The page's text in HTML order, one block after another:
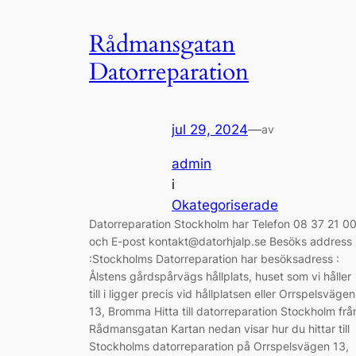
Rådmansgatan
Datorreparation
jul 29, 2024—av
admin
i
Okategoriserade
Datorreparation Stockholm har Telefon 08 37 21 00
och E-post kontakt@datorhjalp.se Besöks address
:Stockholms Datorreparation har besöksadress :
Ålstens gårdspårvägs hållplats, huset som vi håller
till i ligger precis vid hållplatsen eller Orrspelsvägen
13, Bromma Hitta till datorreparation Stockholm
Rådmansgatan Kartan nedan visar hur du hittar till
Stockholms datorreparation på Orrspelsvägen 13,